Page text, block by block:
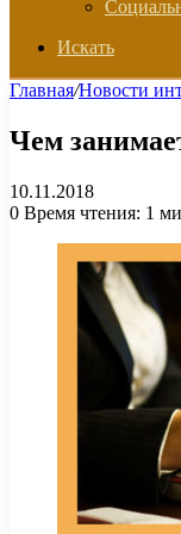
Искать
Главная/Новости
Чем
10.11.2018
0 Время чтения: 1